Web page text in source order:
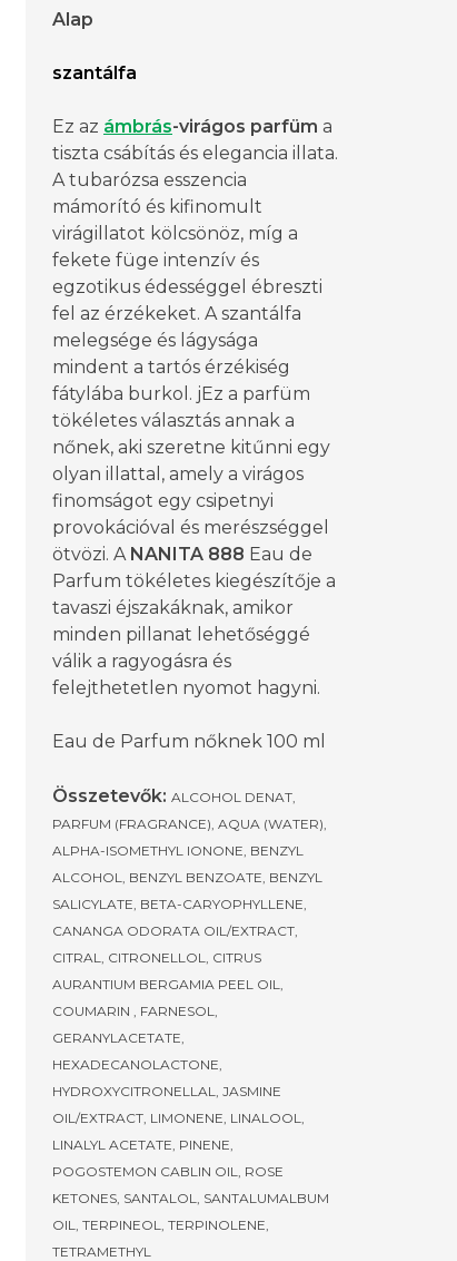
Alap
szantálfa
Ez az ámbrás-virágos parfüm a
tiszta csábítás és elegancia illata.
A tubarózsa esszencia
mámorító és kifinomult
virágillatot kölcsönöz, míg a
fekete füge intenzív és
egzotikus édességgel ébreszti
fel az érzékeket. A szantálfa
melegsége és lágysága
mindent a tartós érzékiség
fátylába burkol. jEz a parfüm
tökéletes választás annak a
nőnek, aki szeretne kitűnni egy
olyan illattal, amely a virágos
finomságot egy csipetnyi
provokációval és merészséggel
ötvözi. A NANITA 888 Eau de
Parfum tökéletes kiegészítője a
tavaszi éjszakáknak, amikor
minden pillanat lehetőséggé
válik a ragyogásra és
felejthetetlen nyomot hagyni.
Eau de Parfum nőknek 100 ml
Összetevők: ALCOHOL DENAT,
PARFUM (FRAGRANCE), AQUA (WATER),
ALPHA-ISOMETHYL IONONE, BENZYL
ALCOHOL, BENZYL BENZOATE, BENZYL
SALICYLATE, BETA-CARYOPHYLLENE,
CANANGA ODORATA OIL/EXTRACT,
CITRAL, CITRONELLOL, CITRUS
AURANTIUM BERGAMIA PEEL OIL,
COUMARIN , FARNESOL,
GERANYLACETATE,
HEXADECANOLACTONE,
HYDROXYCITRONELLAL, JASMINE
OIL/EXTRACT, LIMONENE, LINALOOL,
LINALYL ACETATE, PINENE,
POGOSTEMON CABLIN OIL, ROSE
KETONES, SANTALOL, SANTALUMALBUM
OIL, TERPINEOL, TERPINOLENE,
TETRAMETHYL